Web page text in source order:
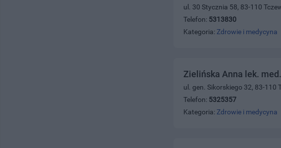
ul. 30 Stycznia 58, 83-110
Telefon: 5313830
Kategoria: Zdrowie i medycyna
Zielińska Anna lek.
ul. gen. Sikorskiego 32, 83-110
Telefon: 5325357
Kategoria: Zdrowie i medycyna